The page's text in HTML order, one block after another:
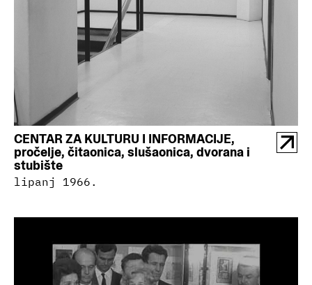
CENTAR ZA KULTURU I INFORMACIJE,
pročelje, čitaonica, slušaonica, dvorana i
stubište
lipanj 1966.